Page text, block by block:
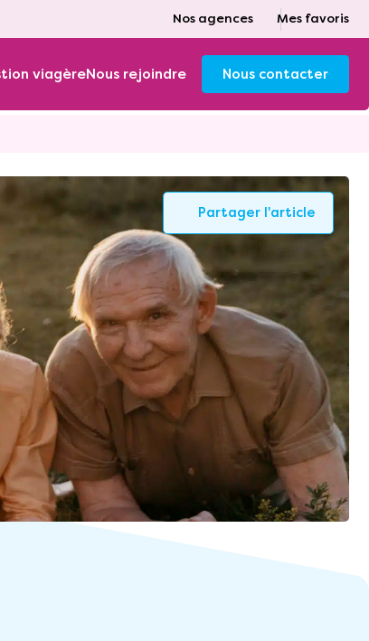
Nos agences Mes favoris
viagèreNous rejoindre Nous contacter
Partager l'article